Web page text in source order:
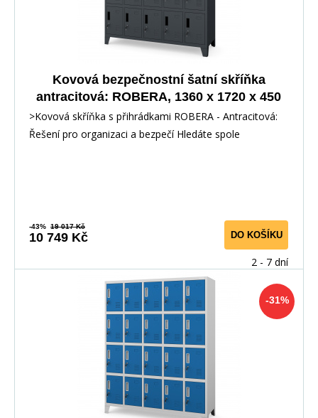
Kovová bezpečnostní šatní skříňka
antracitová: ROBERA, 1360 x 1720 x 450
mm
>Kovová skříňka s přihrádkami ROBERA - Antracitová:
Řešení pro organizaci a bezpečí Hledáte spole
-43% 19 017 Kč
10 749 Kč DO KOŠÍKU
2 - 7 dní
-31%